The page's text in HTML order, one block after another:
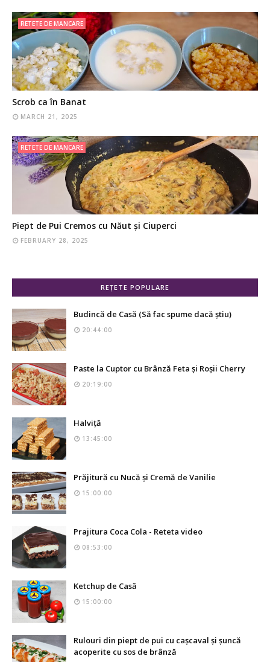
RETETE DE MANCARE
Scrob ca în Banat
MARCH 21, 2025
RETETE DE MANCARE
Piept de Pui Cremos cu Năut și Ciuperci
FEBRUARY 28, 2025
REȚETE POPULARE
Budincă de Casă (Să fac spume dacă știu)
20:44:00
Paste la Cuptor cu Brânză Feta și Roșii Cherry
20:19:00
Halviță
13:45:00
Prăjitură cu Nucă și Cremă de Vanilie
15:00:00
Prajitura Coca Cola - Reteta video
08:53:00
Ketchup de Casă
15:00:00
Rulouri din piept de pui cu cașcaval și șuncă
acoperite cu sos de brânză